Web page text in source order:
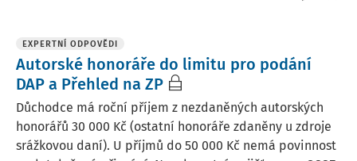
EXPERTNÍ ODPOVĚDI
Autorské honoráře do limitu pro podání
DAP a Přehled na ZP
Důchodce má roční příjem z nezdaněných autorských
honorářů 30 000 Kč (ostatní honoráře zdaněny u zdroje
srážkovou daní). U příjmů do 50 000 Kč nemá povinnost